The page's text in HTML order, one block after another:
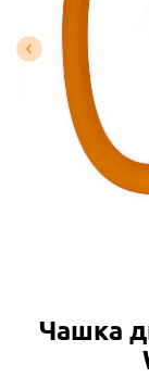
Чашка